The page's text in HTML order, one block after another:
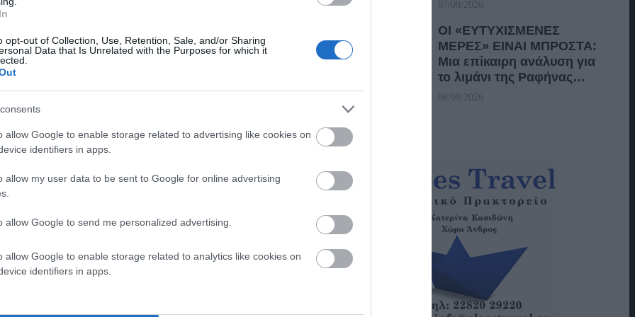
opt-out of Collection, Use, Retention, Sale, and/or Sharing
Data that Is Unrelated with the Purposes for which it
allow Google to enable storage related to advertising like cookies on
identifiers in apps.
allow my user data to be sent to Google for online advertising
allow Google to send me personalized advertising.
allow Google to enable storage related to analytics like cookies on
identifiers in apps.
ένα τόσο σημαντικό θέμα –
δήμαρχο Άνδρου…
αιμασιών του ταφείου της Χώρας (στο «Εν Άνδρω»)
και την κύρια ευθύνη για τον χώρο.
εκτίμησα πάρα πολύ τον μοναδικό θησαυρό που
στις δύο πρώτες αιμασιές του ταφείου.
κοινωνική αναφορά των μνημείων. Υπάρχουν
σημαντικές αναφορές σε κοινωνικά θέματα. Για
τεφροδόχος, κάτι που δείχνει πως ο καλλιτέχνης,
τα τότε όρια. Θα ήθελα
ο χώρος για την Άνδρο.
07/08/2026
ΟΙ «ΕΥΤΥΧΙΣΜΕΝΕΣ
ΜΕΡΕΣ» ΕΙΝΑΙ ΜΠΡΟΣΤΑ:
Μια επίκαιρη ανάλυση για
το λιμάνι της Ραφήνας…
06/08/2026